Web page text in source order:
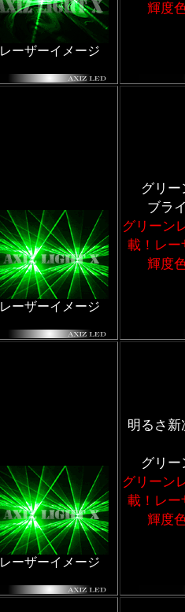
レーザーイメージ
輝度
レーザーイメージ
グリ
ブラ
グリーン
載！レー
輝度
レーザーイメージ
明るさ
グリ
グリーン
載！レー
輝度